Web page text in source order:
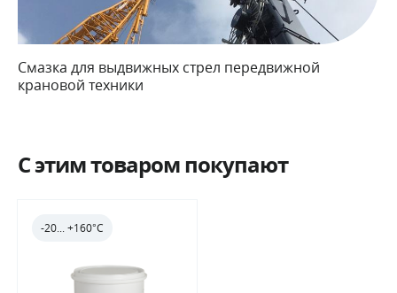
Смазка для выдвижных стрел передвижной
крановой техники
C этим товаром покупают
-20... +160°С